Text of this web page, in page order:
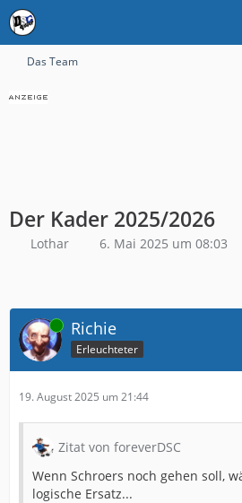
Das Team
Der Kader 2025/2026
Lothar 6. Mai 2025 um 08:03
Online Richie
Erleuchteter
19. August 2025 um 21:44
Zitat von foreverDSC
Wenn Schroers noch gehen soll,
logische Ersatz...